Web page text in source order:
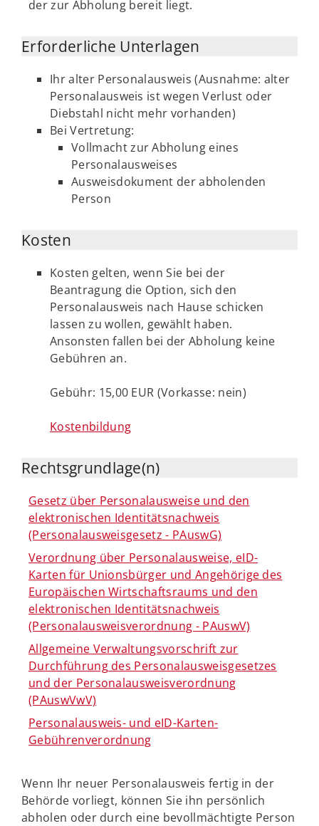
der zur Abholung bereit liegt.
Erforderliche Unterlagen
Ihr alter Personalausweis (Ausnahme: alter
Personalausweis ist wegen Verlust oder
Diebstahl nicht mehr vorhanden)
Bei Vertretung:
Vollmacht zur Abholung eines
Personalausweises
Ausweisdokument der abholenden
Person
Kosten
Kosten gelten, wenn Sie bei der
Beantragung die Option, sich den
Personalausweis nach Hause schicken
lassen zu wollen, gewählt haben.
Ansonsten fallen bei der Abholung keine
Gebühren an.
Gebühr: 15,00 EUR (Vorkasse: nein)
Kostenbildung
Rechtsgrundlage(n)
Gesetz über Personalausweise und den
elektronischen Identitätsnachweis
(Personalausweisgesetz - PAuswG)
Verordnung über Personalausweise, eID-
Karten für Unionsbürger und Angehörige des
Europäischen Wirtschaftsraums und den
elektronischen Identitätsnachweis
(Personalausweisverordnung - PAuswV)
Allgemeine Verwaltungsvorschrift zur
Durchführung des Personalausweisgesetzes
und der Personalausweisverordnung
(PAuswVwV)
Personalausweis- und eID-Karten-
Gebührenverordnung
Wenn Ihr neuer Personalausweis fertig in der
Behörde vorliegt, können Sie ihn persönlich
abholen oder durch eine bevollmächtigte Person